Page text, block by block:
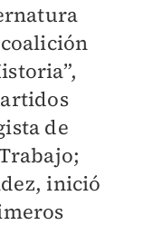
de
inició